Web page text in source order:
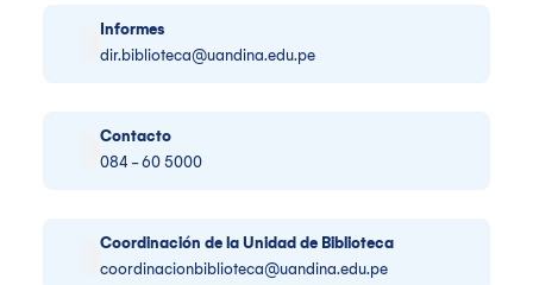
Informes
dir.biblioteca@uandina.edu.pe
Contacto
084 - 60 5000
Coordinación de la Unidad de Biblioteca
coordinacionbiblioteca@uandina.edu.pe